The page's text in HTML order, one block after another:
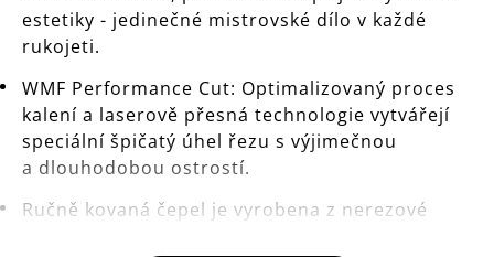
estetiky - jedinečné mistrovské dílo v každé
rukojeti.
WMF Performance Cut: Optimalizovaný proces
kalení a laserově přesná technologie vytvářejí
speciální špičatý úhel řezu s výjimečnou
a dlouhodobou ostrostí.
Ručně kovaná čepel je vyrobena z nerezové